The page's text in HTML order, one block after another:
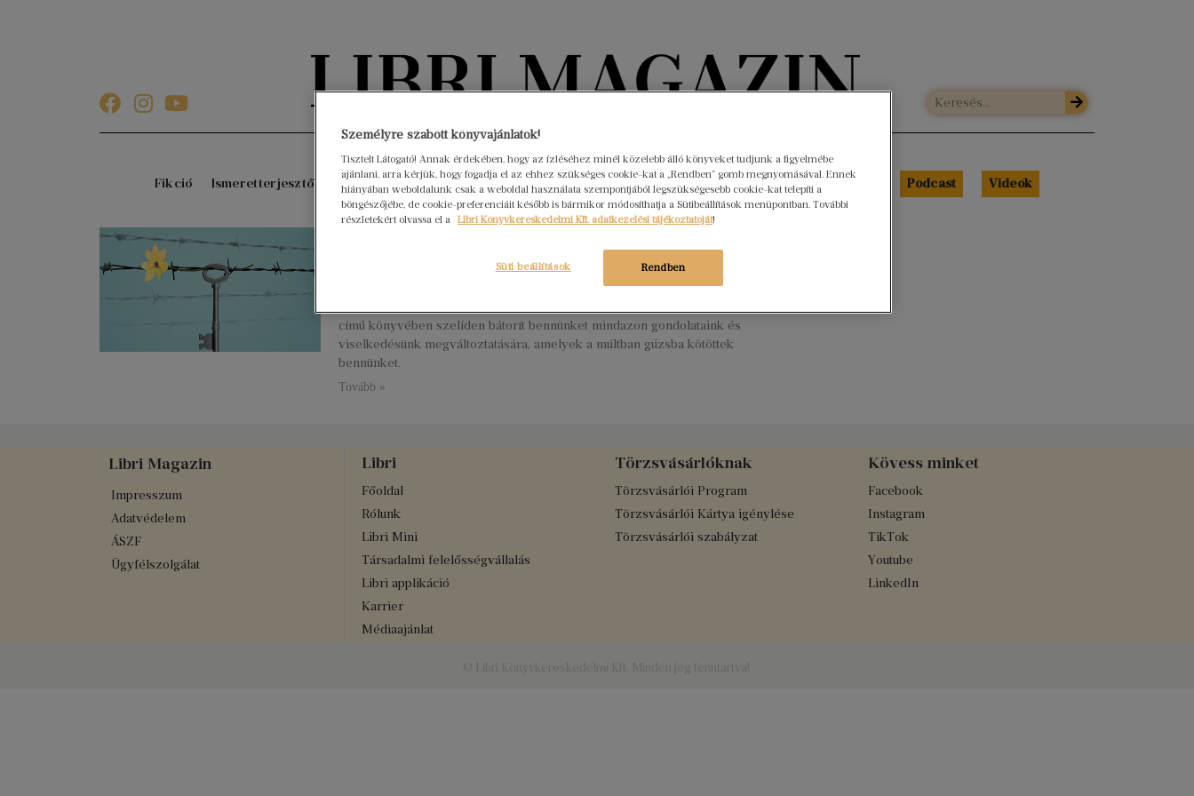
Könyvektől az olvasókig
Fikció Ismeretterjesztő Gyerekkönyvek Interjúk Beleolvasó A hónap könyvei HÍREK Libri Portré Podcast Videók
című könyvében szelíden bátorít bennünket mindazon gondolataink és
viselkedésünk megváltoztatására, amelyek a múltban gúzsba kötöttek
bennünket.
Tovább »
Libri Magazin
Impresszum
Adatvédelem
ÁSZF
Ügyfélszolgálat
Libri
Főoldal
Rólunk
Libri Mini
Társadalmi felelősségvállalás
Libri applikáció
Karrier
Médiaajánlat
Törzsvásárlóknak
Törzsvásárlói Program
Törzsvásárlói Kártya igénylése
Törzsvásárlói szabályzat
Kövess minket
Facebook
Instagram
TikTok
Youtube
LinkedIn
Személyre szabott könyvajánlatok!
Tisztelt Látogató! Annak érdekében, hogy az ízléséhez minél közelebb álló könyveket tudjunk a figyelmébe
ajánlani, arra kérjük, hogy fogadja el az ehhez szükséges cookie-kat a „Rendben” gomb megnyomásával. Ennek
hiányában weboldalunk csak a weboldal használata szempontjából legszükségesebb cookie-kat telepíti a
böngészőjébe, de cookie-preferenciáit később is bármikor módosíthatja a Sütibeállítások menüpontban. További
részletekért olvassa el a Libri Könyvkereskedelmi Kft. adatkezelési tájékoztatóját!
Rendben
Süti beállítások